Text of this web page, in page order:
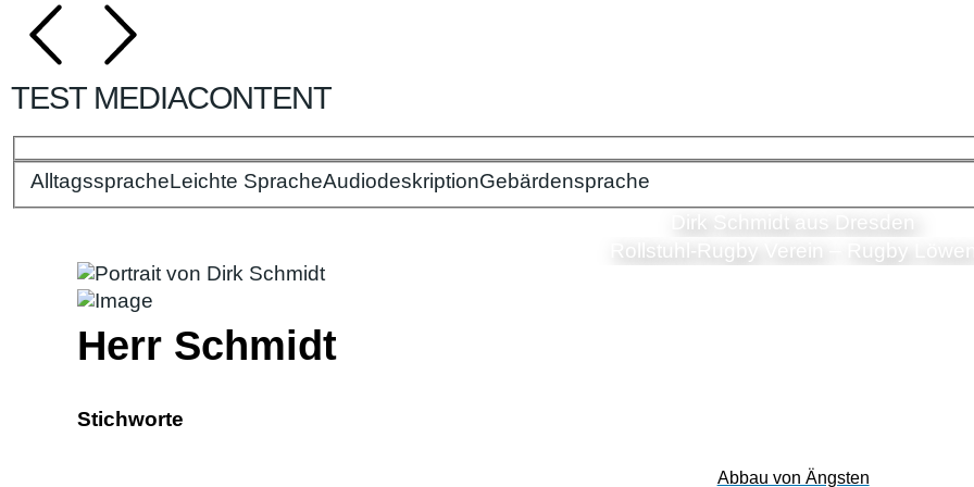
TEST MEDIACONTENT
Bitte wählen Sie Ihre Spracheinstellungen:
AlltagsspracheLeichte SpracheAudiodeskriptionGebärdensprache
Dirk Schmidt aus Dresden
Rollstuhl-Rugby Verein – Rugby
Herr Schmidt
Stichworte
Abbau von Ängsten